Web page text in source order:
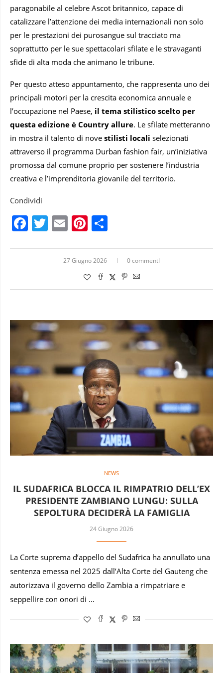
paragonabile al celebre Ascot britannico, capace di
catalizzare l’attenzione dei media internazionali non solo
per le prestazioni dei purosangue sul tracciato ma
soprattutto per le sue spettacolari sfilate e le stravaganti
sfide di alta moda che animano le tribune.
Per questo atteso appuntamento, che rappresenta uno dei
principali motori per la crescita economica annuale e
l’occupazione nel Paese, il tema stilistico scelto per
questa edizione è Country allure. Le sfilate metteranno
in mostra il talento di nove stilisti locali selezionati
attraverso il programma Durban fashion fair, un’iniziativa
promossa dal comune proprio per sostenere l’industria
creativa e l’imprenditoria giovanile del territorio.
Condividi
Facebook
Twitter
EmailPinterest
27 Giugno 2026 0 commentI
NEWS
IL SUDAFRICA BLOCCA IL RIMPATRIO DELL’EX
PRESIDENTE ZAMBIANO LUNGU: SULLA
SEPOLTURA DECIDERÀ LA FAMIGLIA
24 Giugno 2026
La Corte suprema d’appello del Sudafrica ha annullato una
sentenza emessa nel 2025 dall’Alta Corte del Gauteng che
autorizzava il governo dello Zambia a rimpatriare e
seppellire con onori di …